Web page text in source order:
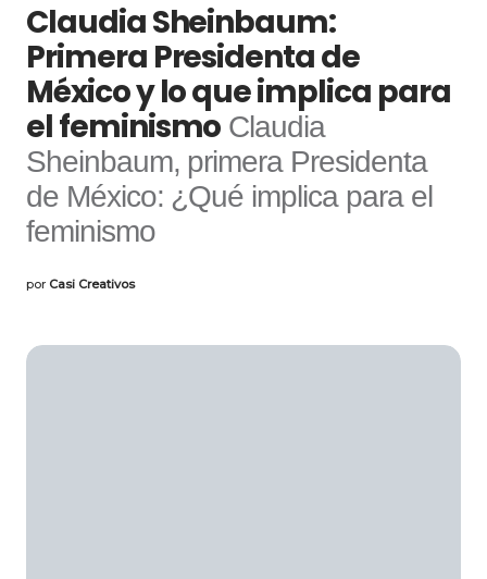
Claudia Sheinbaum:
Primera Presidenta de
México y lo que implica para
el feminismo Claudia
Sheinbaum, primera Presidenta
de México: ¿Qué implica para el
feminismo
por Casi Creativos